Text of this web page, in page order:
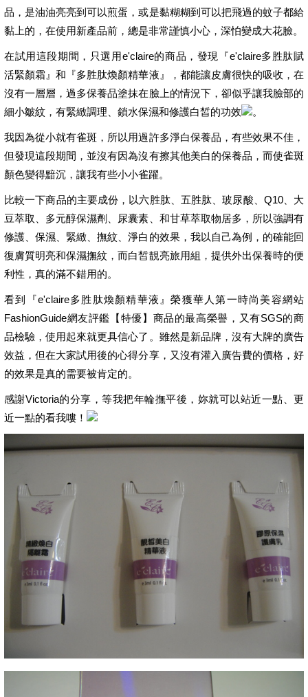
品，是油油亮亮到可以煎蛋，或是黏糊糊到可以把飛過的蚊子都給
黏上的，在使用新產品前，總是非常謹慎小心，深怕變成大花臉。
在試用這段期間，只選用e'claire的商品，發現『e'claire多胜肽賦
活緊顏霜』和『多胜肽煥顏精華液』，都能讓皮膚很快的吸收，在
沒有一層層，過多保養品塗抹在臉上的情況下，卻似乎讓我臉部的
細小皺紋，有緊緻調理、鎖水保濕和修護白皙的功效
。
我因為從小就有雀斑，所以用過許多淨白保養品，有些效果不佳，
但發現這段期間，並沒有因為沒有擦其他美白的保養品，而使雀斑
顏色變得黯沉，讓我有些小小雀躍。
比較一下商品的主要成份，以六胜肽、五胜肽、玻尿酸、Q10、大
豆萃取、多元醇保濕劑、尿囊素、和甘草萃取物居多，所以強調有
修護、保濕、緊緻、撫紋、淨白的效果，我以自己為例，的確能回
復膚質明亮和保濕撫紋，而白皙靚亮旅用組，提供外出保養時的便
利性，真的滿不錯用的。
看到『e'claire多胜肽煥顏精華液』榮獲華人第一時尚美容網站
FashionGuide網友評鑑【特優】商品的最高榮譽，又有SGS的商
品檢驗，使用起來就更具信心了。雖然是新品牌，沒有大牌的廣告
效益，但在大家試用後的心得分享，又沒有灌入廣告費的價格，好
的效果是真的需要被肯定的。
感謝Victoria的分享，等我把年輪撫平後，妳就可以站近一點、更
近一點的看我嘍！